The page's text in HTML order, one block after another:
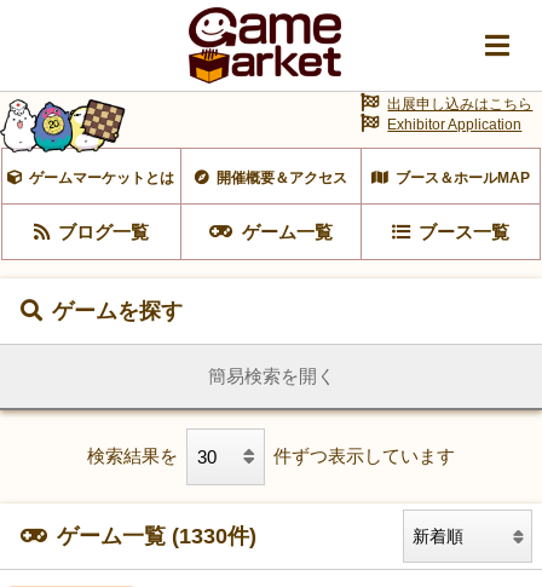
ゲームマーケットとは 開催概要＆アクセス ブース＆ホールMAP
ブログ一覧 ゲーム一覧 ブース一覧
出展申し込みはこちら
Exhibitor Application
ゲームを探す
簡易検索を開く
検索結果を 件ずつ表示しています
ゲーム一覧 (1330件)